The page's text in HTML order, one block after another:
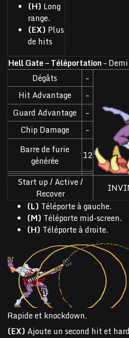
(H) Long
range.
(EX) Plus
de hits
Hell Gate – Téléportation–
Dégâts
–
Hit Advantage
–
Guard Advantage
–
Chip Damage
–
Barre de furie
générée
12
Start up / Active /
Recover
(L) Téléporte à gauche.
(M) Téléporte mid-screen.
(H) Téléporte à droite.
Rapide et knockdown.
(EX)Ajoute un second hit et